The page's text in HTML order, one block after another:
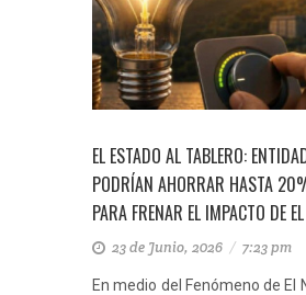
less yes, this is surely a luxury
many can afford. The most
solution is to buy a couple
replica watch that looks and
EL ESTADO AL TABLERO:
PODRÍAN AHORRAR HASTA
PARA FRENAR EL IMPACTO DE
23 de Junio, 2026 / 7:23 pm
En medio del Fenómeno de El